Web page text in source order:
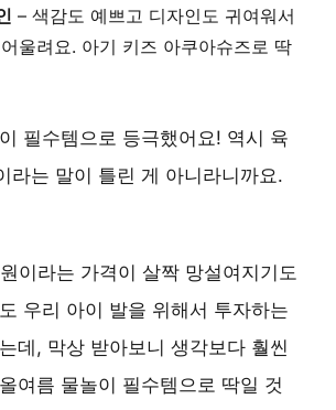
– 색감도 예쁘고 디자인도 귀여워서
울려요. 아기 키즈 아쿠아슈즈로 딱
필수템으로 등극했어요! 역시 육
라는 말이 틀린 게 아니라니까요.
이라는 가격이 살짝 망설여지기도
우리 아이 발을 위해서 투자하는
데, 막상 받아보니 생각보다 훨씬
여름 물놀이 필수템으로 딱일 것